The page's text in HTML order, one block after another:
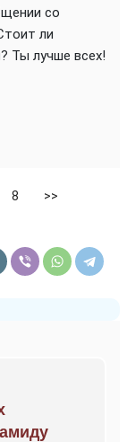
со
ли
Ты лучше всех!
8 >>